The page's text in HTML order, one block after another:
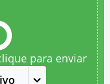
para enviar